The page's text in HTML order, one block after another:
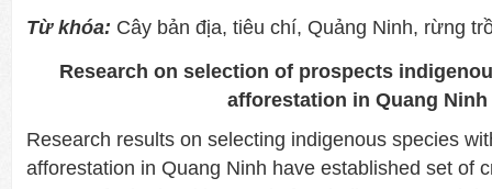
Từ khóa: Cây bản địa, tiêu chí, Quảng Ninh, rừng
Research on selection of prospects
afforestation in Quang Ninh
Research results on selecting indigenous species
afforestation in Quang Ninh have established set of